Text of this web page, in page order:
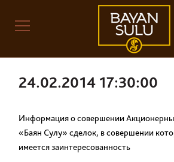
24.02.2014 17:30:00
Информация о совершении
«Баян Сулу» сделок, в совершении
имеется заинтересованность